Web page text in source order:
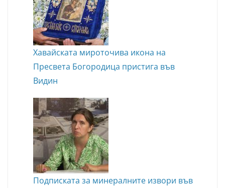
Хавайската мироточива икона на
Пресвета Богородица пристига във
Видин
Подписката за минералните извори във